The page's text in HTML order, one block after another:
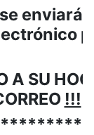
enviará
A SU
!!!